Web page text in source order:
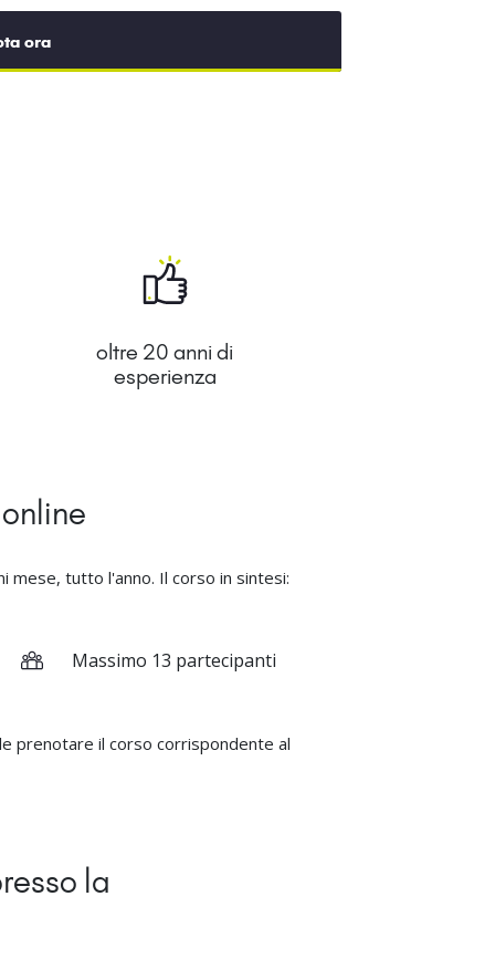
ora
oltre 20 anni di
esperienza
mese, tutto l'anno. Il corso in sintesi:
Massimo 13 partecipanti
prenotare il corso corrispondente al
la